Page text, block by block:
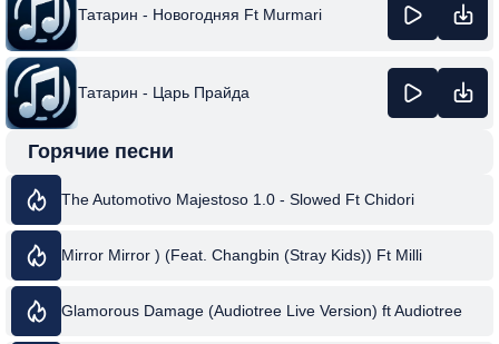
Татарин - Новогодняя Ft Murmari
Татарин - Царь Прайда
Горячие песни
The Automotivo Majestoso 1.0 - Slowed Ft Chidori
Mirror Mirror ) (Feat. Changbin (Stray Kids)) Ft Milli
Glamorous Damage (Audiotree Live Version) ft Audiotree